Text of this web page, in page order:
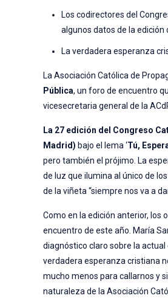
Los codirectores del
algunos datos de la edición
La verdadera esperanza
La Asociación Católica de
Pública, un foro de encuentro
vicesecretaria general de la
La 27 edición del Congreso
Madrid) bajo el lema ‘Tú,
pero también el prójimo. La
de luz que ilumina al único de
de la viñeta “siempre nos va a
Como en la edición anterior, los
encuentro de este año. María
diagnóstico claro sobre la
verdadera esperanza cristiana
mucho menos para callarnos y
naturaleza de la Asociación